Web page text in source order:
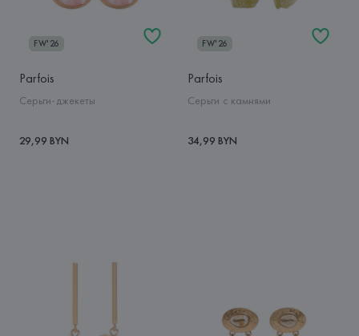
FW'26
Parfois
Серьги-джекеты
29,99 BYN
FW'26
Parfois
Серьги с камнями
34,99 BYN